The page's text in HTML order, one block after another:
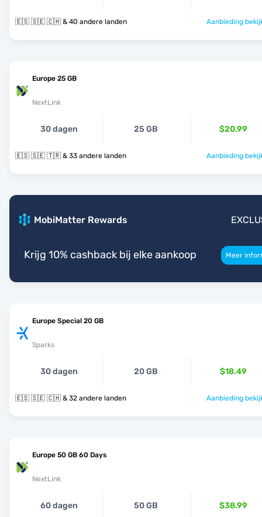
🇪🇸 🇸🇪 🇨🇭 & 40 andere landen Aanbieding
Europe 25 GB
NextLink
30 dagen 25 GB $20.99
🇪🇸 🇸🇪 🇹🇷 & 33 andere landen Aanbieding
MobiMatter Rewards
Krijg 10% cashback bij elke aankoop Meer
Europe Special 20 GB
Sparks
30 dagen 20 GB $18.49
🇪🇸 🇸🇪 🇨🇭 & 32 andere landen Aanbieding
Europe 50 GB 60 Days
NextLink
60 dagen 50 GB $38.99